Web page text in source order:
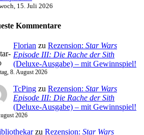
15. Juli 2026
Kommentare
Florian zu Rezension: Star Wars
Episode III: Die Rache der Sith
(Deluxe-Ausgabe) – mit Gewinnspiel!
8. August 2026
TcPing zu Rezension: Star Wars
Episode III: Die Rache der Sith
(Deluxe-Ausgabe) – mit Gewinnspiel!
2026
zu Rezension: Star Wars